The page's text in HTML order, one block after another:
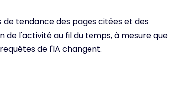
de tendance des pages citées et des
de l'activité au fil du temps, à mesure que
de l'IA changent.